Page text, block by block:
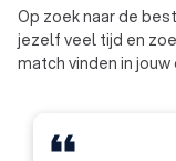
Op zoek naar de
jezelf veel tijd en
match vinden in jouw